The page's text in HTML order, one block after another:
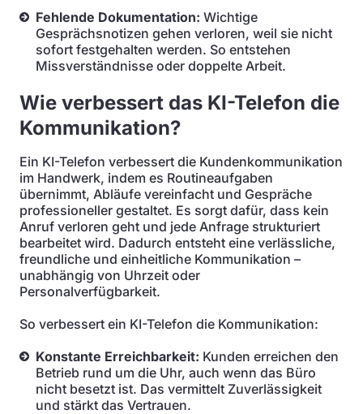
Fehlende Dokumentation: Wichtige
Gesprächsnotizen gehen verloren, weil sie nicht
sofort festgehalten werden. So entstehen
Missverständnisse oder doppelte Arbeit.
Wie verbessert das KI-Telefon die
Kommunikation?
Ein KI-Telefon verbessert die Kundenkommunikation
im Handwerk, indem es Routineaufgaben
übernimmt, Abläufe vereinfacht und Gespräche
professioneller gestaltet. Es sorgt dafür, dass kein
Anruf verloren geht und jede Anfrage strukturiert
bearbeitet wird. Dadurch entsteht eine verlässliche,
freundliche und einheitliche Kommunikation –
unabhängig von Uhrzeit oder
Personalverfügbarkeit.
So verbessert ein KI-Telefon die Kommunikation:
Konstante Erreichbarkeit: Kunden erreichen den
Betrieb rund um die Uhr, auch wenn das Büro
nicht besetzt ist. Das vermittelt Zuverlässigkeit
und stärkt das Vertrauen.